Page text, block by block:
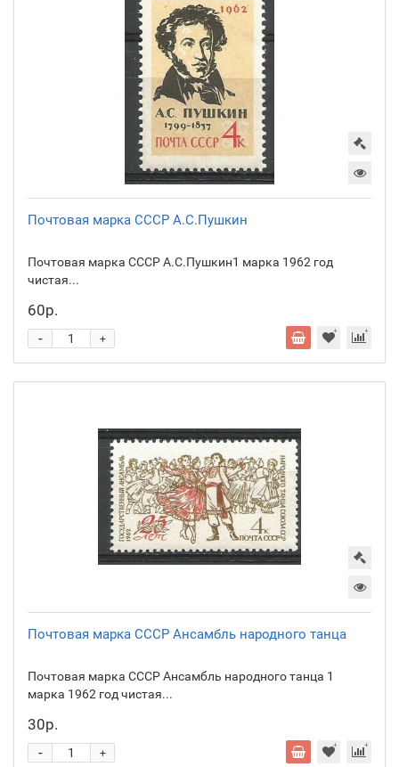
Почтовая марка СССР А.С.Пушкин
Почтовая марка СССР А.С.Пушкин1 марка 1962 год
чистая...
60р.
+
-
Почтовая марка СССР Ансамбль народного танца
Почтовая марка СССР Ансамбль народного танца 1
марка 1962 год чистая...
30р.
+
-